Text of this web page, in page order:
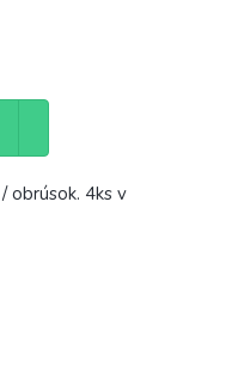
/ obrúsok. 4ks v